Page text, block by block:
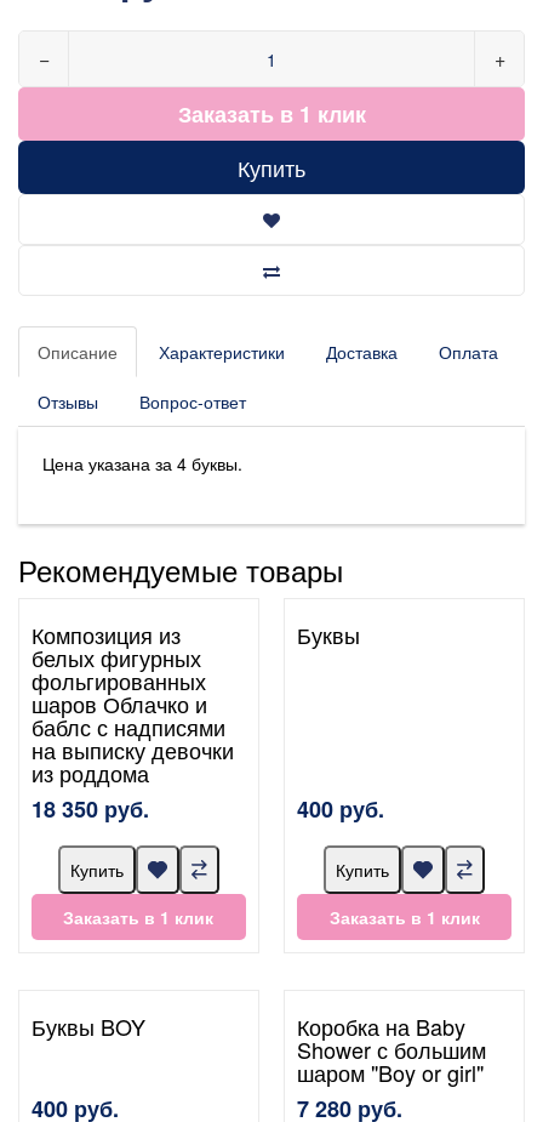
− +
Заказать в 1 клик
Купить
Описание Характеристики Доставка Оплата
Отзывы Вопрос-ответ
Цена указана за 4 буквы.
Рекомендуемые товары
Композиция из
белых фигурных
фольгированных
шаров Облачко и
баблс с надписями
на выписку девочки
из роддома
18 350 руб.
Купить
Заказать в 1 клик
Буквы
400 руб.
Купить
Заказать в 1 клик
Буквы BOY
400 руб.
Коробка на Baby
Shower с большим
шаром "Boy or girl"
7 280 руб.